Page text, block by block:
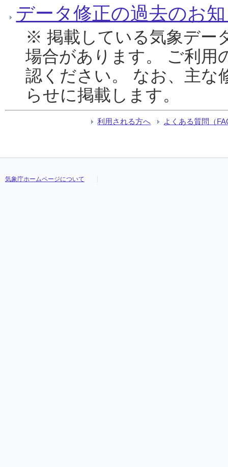
データ修正の過去のお
※ 掲載している気象デー
場合があります。 ご利用
認ください。 なお、主な
らせに掲載します。
利用される方へ よくある質問（
気象庁ホームページについて